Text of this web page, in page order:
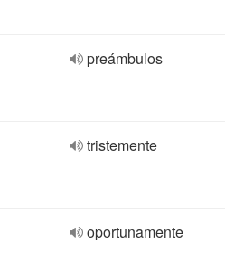
preámbulos
tristemente
oportunamente